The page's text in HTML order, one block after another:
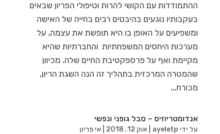
ההתמודדות עם הקושי להרות וטיפולי הפריון שבאים
בעקבותיו נוגעים בהיבטים רבים בחייה של האישה
ומשפיעים על האופן בו היא תופשת את עצמה, על
מערכות היחסים המשפחתיות והחברתיות שהיא
מקיימת ואף על פרספקטיבת החיים שלה. מכיוון
שהמטרה המרכזית בתהליך זה הנה השגת הריון,
מכורח...
אנדומטריוזיס – סבל גופני ונפשי
על ידי ayeletp אוק 12, 2018 אי פריון